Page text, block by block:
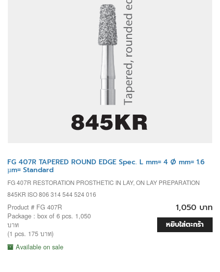
FG 407R TAPERED ROUND EDGE Spec. L mm= 4 Ø mm= 1.6
µm= Standard
FG 407R RESTORATION PROSTHETIC IN LAY, ON LAY PREPARATION
845KR ISO 806 314 544 524 016
Product # FG 407R
Package : box of 6 pcs. 1,050
บาท
(1 pcs. 175 บาท)
Available on sale
1,050 บาท
หยิบใส่ตะกร้า